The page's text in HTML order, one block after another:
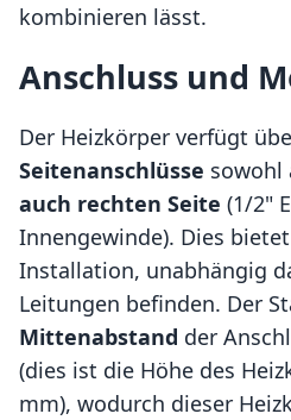
kombinieren lässt.
Anschluss und
Der Heizkörper verfügt
Seitenanschlüsse sowohl
auch rechten Seite (1/2"
Innengewinde). Dies
Installation, unabhängig
Leitungen befinden. Der
Mittenabstand der
(dies ist die Höhe des
mm), wodurch dieser